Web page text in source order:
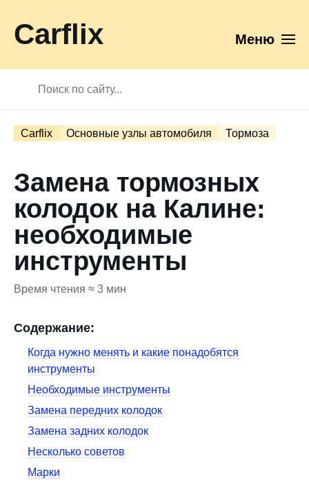
Carflix Меню
Carflix Основные узлы автомобиля Тормоза
Замена тормозных
колодок на Калине:
необходимые
инструменты
Время чтения ≈ 3 мин
Содержание:
Когда нужно менять и какие понадобятся
инструменты
Необходимые инструменты
Замена передних колодок
Замена задних колодок
Несколько советов
Марки